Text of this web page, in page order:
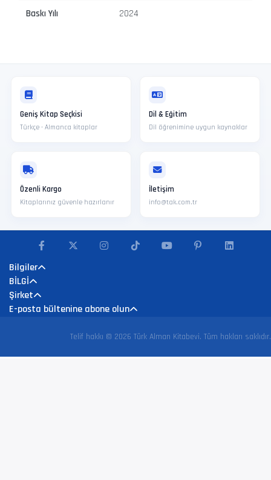
Baskı Yılı 2024
Geniş Kitap Seçkisi
Türkçe · Almanca kitaplar
Dil & Eğitim
Dil öğrenimine uygun kaynaklar
Özenli Kargo
Kitaplarınız güvenle hazırlanır
İletişim
info@tak.com.tr
Bilgiler
BİLGİ
Şirket
E-posta bültenine abone olun
Telif hakkı © 2026 Türk Alman Kitabevi. Tüm hakları saklıdır.